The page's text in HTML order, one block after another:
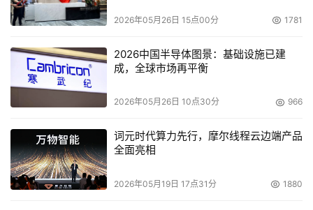
LaunchPad“相中”Sanrad的虚拟交换机
Sanrad日前宣布LaunchPad Communications将启用其
研制的iSCSI V-Switch 2000。LaunchPad
Communications在现有的SATA存储阵列上存放了近2.7TB
一旦出现系统故障，虚拟交换机自带的数据复制和迁移软件
将会为存档数据提供充分的保护。
2026年05月26日 15点00分 1781
2026中国半导体图景：基础设施已建
成，全球市场再平衡
2026年05月26日 10点30分 966
词元时代算力先行，摩尔线程云边端产品
全面亮相
2026年05月19日 17点31分 1880